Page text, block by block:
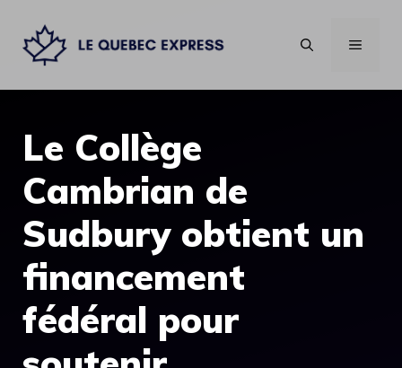
contenu
MENU
Le Collège
Cambrian de
Sudbury obtient un
financement
fédéral pour